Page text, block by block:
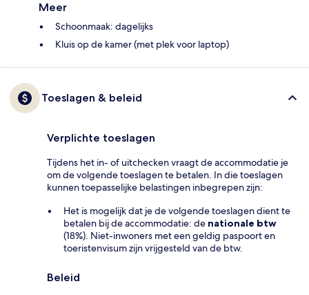
Meer
Schoonmaak: dagelijks
Kluis op de kamer (met plek voor laptop)
Toeslagen & beleid
Verplichte toeslagen
Tijdens het in- of uitchecken vraagt de accommodatie je
om de volgende toeslagen te betalen. In die toeslagen
kunnen toepasselijke belastingen inbegrepen zijn:
Het is mogelijk dat je de volgende toeslagen dient te
betalen bij de accommodatie: de nationale btw
(18%). Niet-inwoners met een geldig paspoort en
toeristenvisum zijn vrijgesteld van de btw.
Beleid